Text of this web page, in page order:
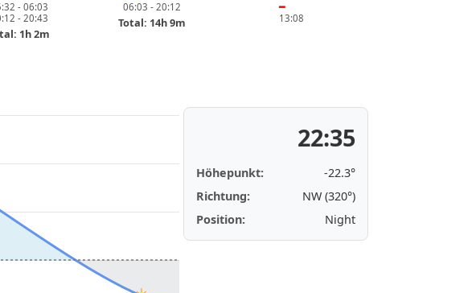
- 06:03
- 20:43
1h 2m
06:03 - 20:12
Total: 14h 9m
━
13:08
22:35
Höhepunkt:
-22.3°
Richtung:
NW (320°)
Position:
Night